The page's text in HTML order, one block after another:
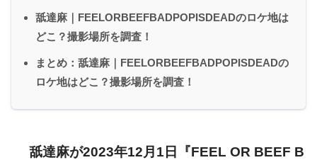
舐達麻｜FEELORBEEFBADPOPISDEADのロケ地は
どこ？撮影場所を調査！
まとめ：舐達麻｜FEELORBEEFBADPOPISDEADの
ロケ地はどこ？撮影場所を調査！
舐達麻が2023年12月1日『FEEL OR BEEF B